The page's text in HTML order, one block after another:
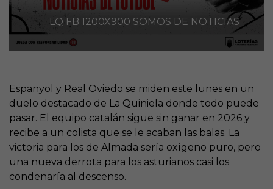
LQ FB 1200X900 SOMOS DE NOTICIAS
Espanyol y Real Oviedo se miden este lunes en un
duelo destacado de La Quiniela donde todo puede
pasar. El equipo catalán sigue sin ganar en 2026 y
recibe a un colista que se le acaban las balas. La
victoria para los de Almada sería oxígeno puro, pero
una nueva derrota para los asturianos casi los
condenaría al descenso.